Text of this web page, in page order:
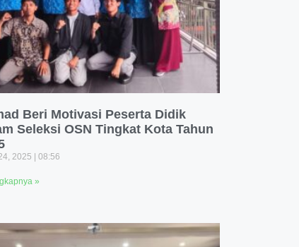
Beri Motivasi Peserta Didik
Seleksi OSN Tingkat Kota Tahun
2025 08:56
»